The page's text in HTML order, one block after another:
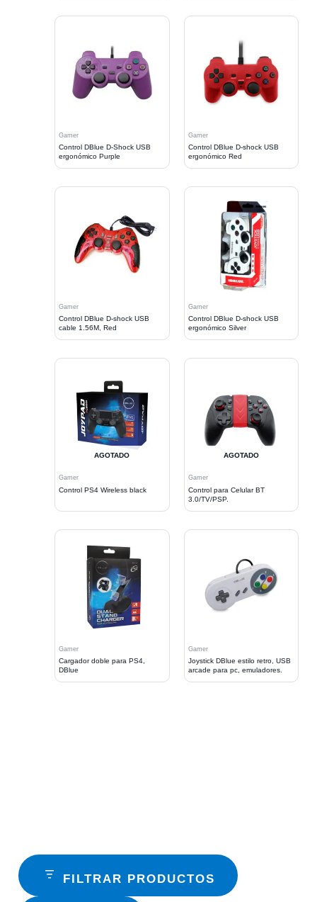
FILTRAR PRODUCTOS
Gamer
Control DBlue D-Shock USB
ergonómico Purple
Gamer
Control DBlue D-shock USB
ergonómico Red
Gamer
Control DBlue D-shock USB
cable 1.56M, Red
Gamer
Control DBlue D-shock USB
ergonómico Silver
AGOTADO
Gamer
Control PS4 Wireless black
AGOTADO
Gamer
Control para Celular BT
3.0/TV/PSP.
Gamer
Cargador doble para PS4,
DBlue
Gamer
Joystick DBlue estilo retro, USB
arcade para pc, emuladores.